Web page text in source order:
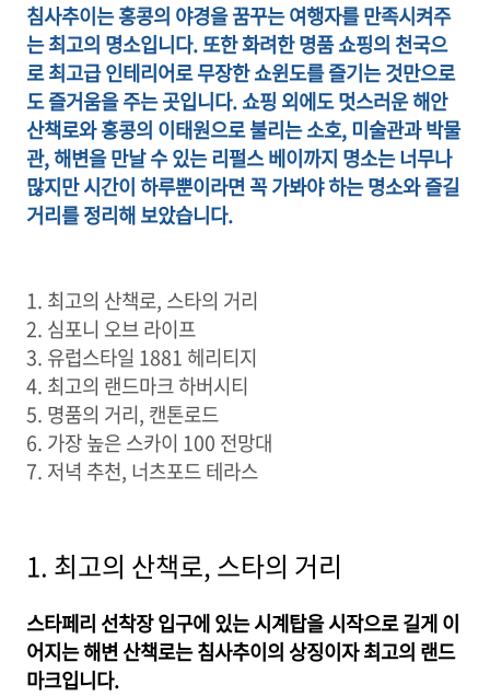
침사추이는 홍콩의 야경을 꿈꾸는 여행자를 만족시켜주
는 최고의 명소입니다. 또한 화려한 명품 쇼핑의 천국으
로 최고급 인테리어로 무장한 쇼윈도를 즐기는 것만으로
도 즐거움을 주는 곳입니다. 쇼핑 외에도 멋스러운 해안
산책로와 홍콩의 이태원으로 불리는 소호, 미술관과 박물
관, 해변을 만날 수 있는 리펄스 베이까지 명소는 너무나
많지만 시간이 하루뿐이라면 꼭 가봐야 하는 명소와 즐길
거리를 정리해 보았습니다.
1. 최고의 산책로, 스타의 거리
2. 심포니 오브 라이프
3. 유럽스타일 1881 헤리티지
4. 최고의 랜드마크 하버시티
5. 명품의 거리, 캔톤로드
6. 가장 높은 스카이 100 전망대
7. 저녁 추천, 너츠포드 테라스
1. 최고의 산책로, 스타의 거리
스타페리 선착장 입구에 있는 시계탑을 시작으로 길게 이
어지는 해변 산책로는 침사추이의 상징이자 최고의 랜드
마크입니다.